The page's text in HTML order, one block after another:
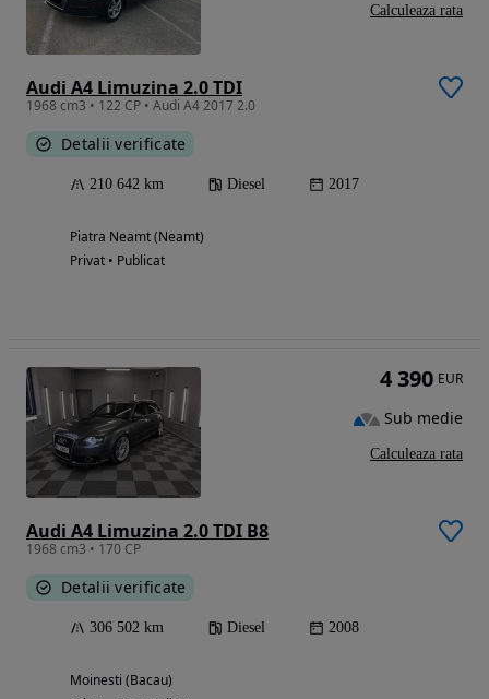
Audi A4 Limuzina 2.0 TDI
1968 cm3 • 122 CP • Audi A4 2017 2.0
Detalii verificate
210 642 km Diesel 2017
Piatra Neamt (Neamt)
Privat • Publicat
Calculeaza rata
Audi A4 Limuzina 2.0 TDI B8
1968 cm3 • 170 CP
Detalii verificate
306 502 km Diesel 2008
Moinesti (Bacau)
4 390 EUR
Sub medie
Calculeaza rata